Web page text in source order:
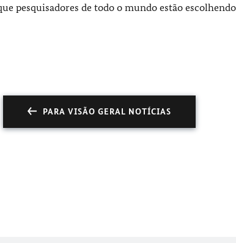
pesquisadores de todo o mundo estão
PARA VISÃO GERAL NOTÍCIAS